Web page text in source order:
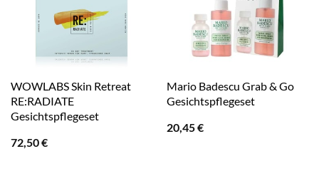
WOWLABS Skin Retreat
RE:RADIATE
Gesichtspflegeset
72,50€
Mario Badescu Grab & Go
Gesichtspflegeset
20,45€